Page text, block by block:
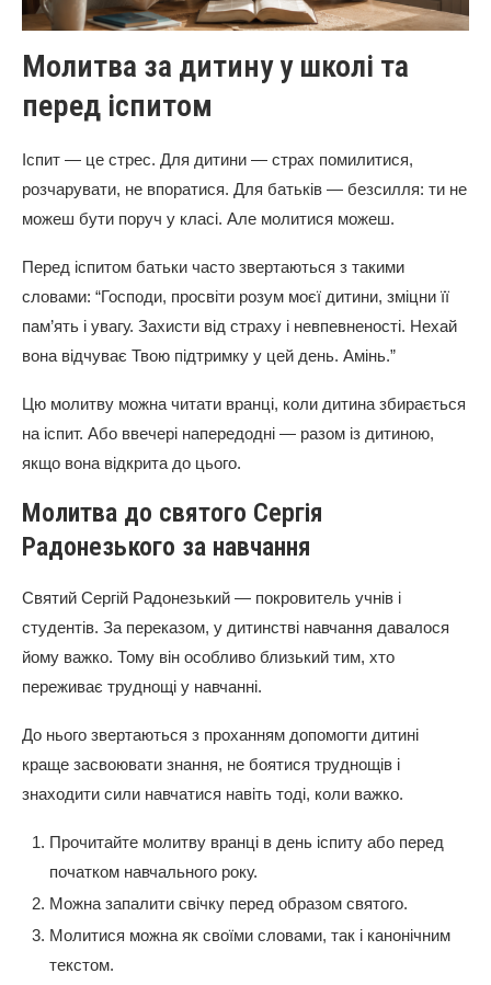
Молитва за дитину у школі та
перед іспитом
Іспит — це стрес. Для дитини — страх помилитися,
розчарувати, не впоратися. Для батьків — безсилля: ти не
можеш бути поруч у класі. Але молитися можеш.
Перед іспитом батьки часто звертаються з такими
словами: “Господи, просвіти розум моєї дитини, зміцни її
пам’ять і увагу. Захисти від страху і невпевненості. Нехай
вона відчуває Твою підтримку у цей день. Амінь.”
Цю молитву можна читати вранці, коли дитина збирається
на іспит. Або ввечері напередодні — разом із дитиною,
якщо вона відкрита до цього.
Молитва до святого Сергія
Радонезького за навчання
Святий Сергій Радонезький — покровитель учнів і
студентів. За переказом, у дитинстві навчання давалося
йому важко. Тому він особливо близький тим, хто
переживає труднощі у навчанні.
До нього звертаються з проханням допомогти дитині
краще засвоювати знання, не боятися труднощів і
знаходити сили навчатися навіть тоді, коли важко.
Прочитайте молитву вранці в день іспиту або перед
початком навчального року.
Можна запалити свічку перед образом святого.
Молитися можна як своїми словами, так і канонічним
текстом.